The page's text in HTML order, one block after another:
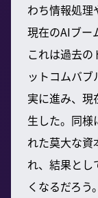
わち情報処理
現在のAIブー
これは過去
ットコムバ
実に進み、現
生した。同様
れた莫大な資
れ、結果とし
くなるだろ